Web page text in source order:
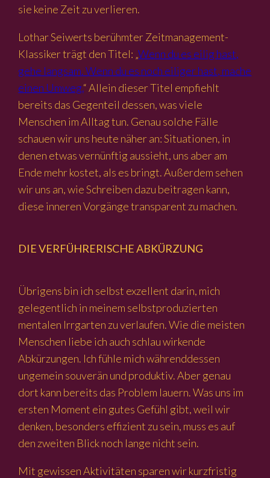
sie keine Zeit zu verlieren.
Lothar Seiwerts berühmter Zeitmanagement-
Klassiker trägt den Titel: „Wenn du es eilig hast,
gehe langsam. Wenn du es noch eiliger hast, mache
einen Umweg.“ Allein dieser Titel empfiehlt
bereits das Gegenteil dessen, was viele
Menschen im Alltag tun. Genau solche Fälle
schauen wir uns heute näher an: Situationen, in
denen etwas vernünftig aussieht, uns aber am
Ende mehr kostet, als es bringt. Außerdem sehen
wir uns an, wie Schreiben dazu beitragen kann,
diese inneren Vorgänge transparent zu machen.
DIE VERFÜHRERISCHE ABKÜRZUNG
Übrigens bin ich selbst exzellent darin, mich
gelegentlich in meinem selbstproduzierten
mentalen Irrgarten zu verlaufen. Wie die meisten
Menschen liebe ich auch schlau wirkende
Abkürzungen. Ich fühle mich währenddessen
ungemein souverän und produktiv. Aber genau
dort kann bereits das Problem lauern. Was uns im
ersten Moment ein gutes Gefühl gibt, weil wir
denken, besonders effizient zu sein, muss es auf
den zweiten Blick noch lange nicht sein.
Mit gewissen Aktivitäten sparen wir kurzfristig